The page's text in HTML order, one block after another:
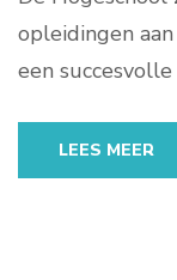
opleidingen
een
LEES MEER